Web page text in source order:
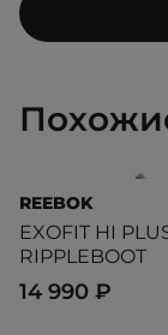
REEBOK
EXOFIT HI
RIPPLEBOOT
14 990 ₽